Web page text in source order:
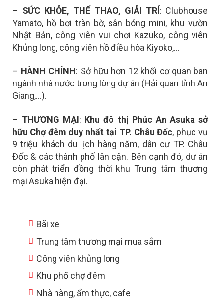
– SỨC KHỎE, THỂ THAO, GIẢI TRÍ: Clubhouse
Yamato, hồ bơi tràn bờ, sân bóng mini, khu vườn
Nhật Bản, công viên vui chơi Kazuko, công viên
Khủng long, công viên hồ điều hòa Kiyoko,…
– HÀNH CHÍNH: Sở hữu hơn 12 khối cơ quan ban
ngành nhà nước trong lòng dự án (Hải quan tỉnh An
Giang,…).
– THƯƠNG MẠI: Khu đô thị Phúc An Asuka sở
hữu Chợ đêm duy nhất tại TP. Châu Đốc, phục vụ
9 triệu khách du lịch hàng năm, dân cư TP. Châu
Đốc & các thành phố lân cận. Bên cạnh đó, dự án
còn phát triển đồng thời khu Trung tâm thương
mại Asuka hiện đại.
Bãi xe
Trung tâm thương mại mua sắm
Công viên khủng long
Khu phố chợ đêm
Nhà hàng, ẩm thực, cafe